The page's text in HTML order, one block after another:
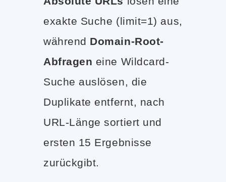
exakte Suche (limit=1) aus,
während Domain-Root-
Abfragen eine Wildcard-
Suche auslösen, die
Duplikate entfernt, nach
URL-Länge sortiert und
ersten 15 Ergebnisse
zurückgibt.